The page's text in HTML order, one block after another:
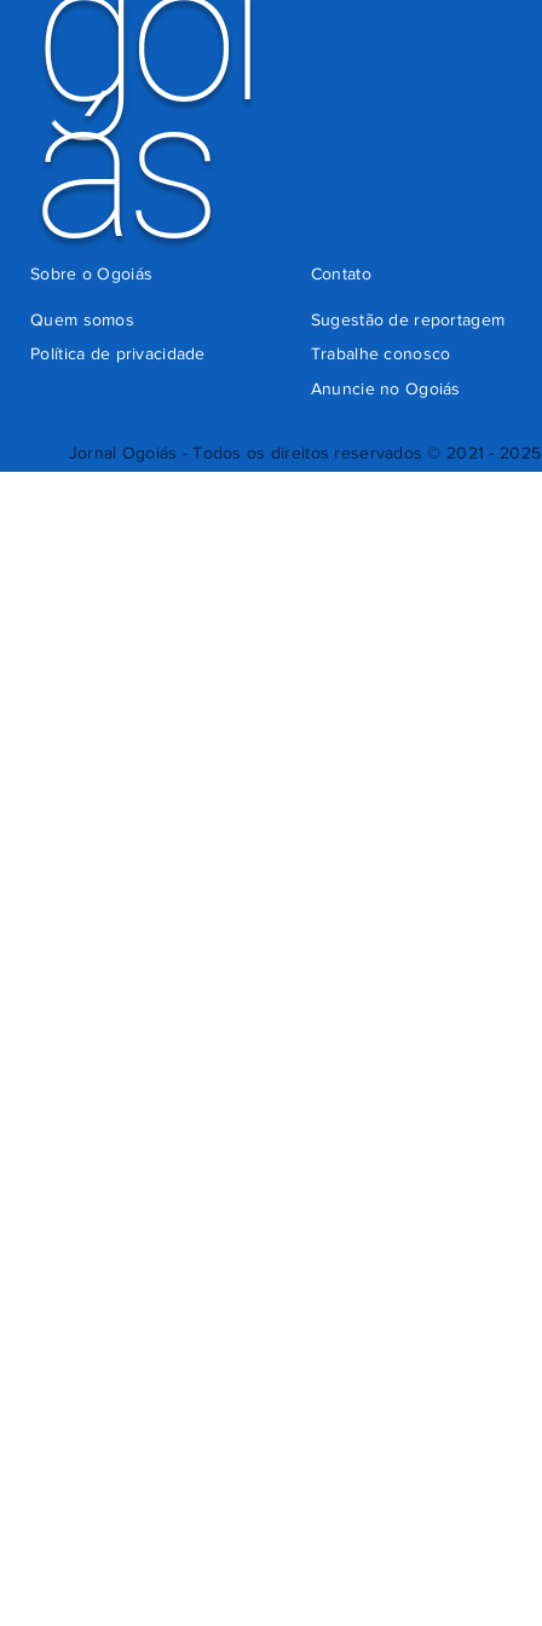
Jornal Ogoiás - Todos os direitos reservados © 2021 - 2025
ás
Quem somos
Sugestão de reportagem
Trabalhe conosco
Política de privacidade
Anuncie no Ogoiás
Contato
Sobre o Ogoiás